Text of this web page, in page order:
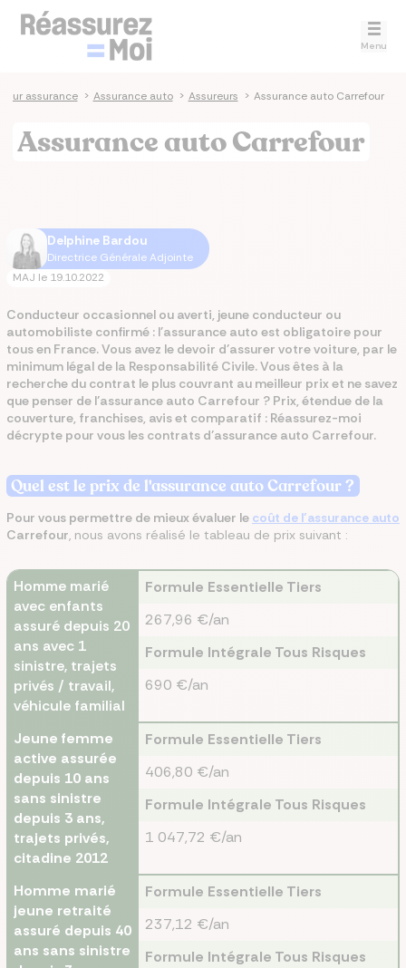
Menu
assurance > Assurance auto > Assureurs > Assurance auto Carrefour
Assurance auto Carrefour
Delphine Bardou
Directrice Générale Adjointe
MAJ le 19.10.2022
Conducteur occasionnel ou averti, jeune conducteur ou
automobiliste confirmé : l'assurance auto est obligatoire pour
tous en France. Vous avez le devoir d’assurer votre voiture, par le
minimum légal de la Responsabilité Civile. Vous êtes à la
recherche du contrat le plus couvrant au meilleur prix et ne savez
que penser de l’assurance auto Carrefour ? Prix, étendue de la
couverture, franchises, avis et comparatif : Réassurez-moi
décrypte pour vous les contrats d’assurance auto Carrefour.
Quel est le prix de l'assurance auto Carrefour ?
Pour vous permettre de mieux évaluer le coût de l’assurance auto
Carrefour, nous avons réalisé le tableau de prix suivant :
Homme marié
avec enfants
assuré depuis 20
ans avec 1
sinistre, trajets
privés / travail,
véhicule familial
Formule Essentielle Tiers
267,96 €/an
Formule Intégrale Tous Risques
690 €/an
Jeune femme
active assurée
depuis 10 ans
sans sinistre
depuis 3 ans,
trajets privés,
citadine 2012
Formule Essentielle Tiers
406,80 €/an
Formule Intégrale Tous Risques
1 047,72 €/an
Homme marié
jeune retraité
assuré depuis 40
ans sans sinistre
Formule Essentielle Tiers
237,12 €/an
Formule Intégrale Tous Risques